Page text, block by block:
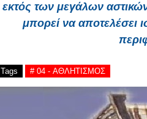
εκτός των μεγάλων
μπορεί να αποτελέσει
Tags # 04 - ΑΘΛΗΤΙΣΜΟΣ